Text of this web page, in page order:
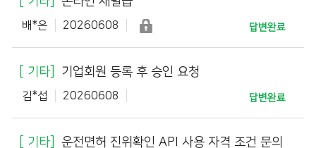
배*은 답변완료
20260608
기타 기업회원 등록 후 승인 요청
김*섭 답변완료
20260608
기타 운전면허 진위확인 API 사용 자격 조건 문의